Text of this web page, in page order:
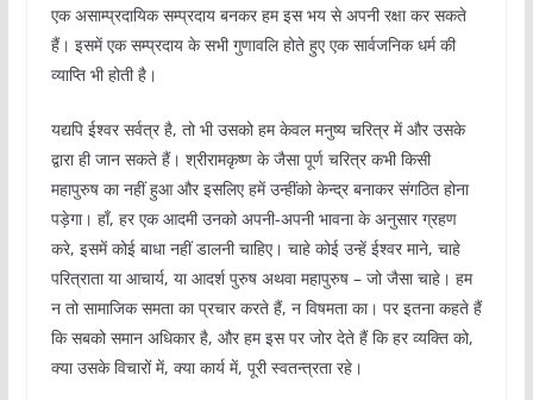
एक असाम्प्रदायिक सम्प्रदाय बनकर हम इस भय से अपनी रक्षा कर सकते
हैं। इसमें एक सम्प्रदाय के सभी गुणावलि होते हुए एक सार्वजनिक धर्म की
व्याप्ति भी होती है।
यद्यपि ईश्वर सर्वत्र है, तो भी उसको हम केवल मनुष्य चरित्र में और उसके
द्वारा ही जान सकते हैं। श्रीरामकृष्ण के जैसा पूर्ण चरित्र कभी किसी
महापुरुष का नहीं हुआ और इसलिए हमें उन्हींको केन्द्र बनाकर संगठित होना
पड़ेगा। हाँ, हर एक आदमी उनको अपनी-अपनी भावना के अनुसार ग्रहण
करे, इसमें कोई बाधा नहीं डालनी चाहिए। चाहे कोई उन्हें ईश्वर माने, चाहे
परित्राता या आचार्य, या आदर्श पुरुष अथवा महापुरुष – जो जैसा चाहे। हम
न तो सामाजिक समता का प्रचार करते हैं, न विषमता का। पर इतना कहते हैं
कि सबको समान अधिकार है, और हम इस पर जोर देते हैं कि हर व्यक्ति को,
क्या उसके विचारों में, क्या कार्य में, पूरी स्वतन्त्रता रहे।